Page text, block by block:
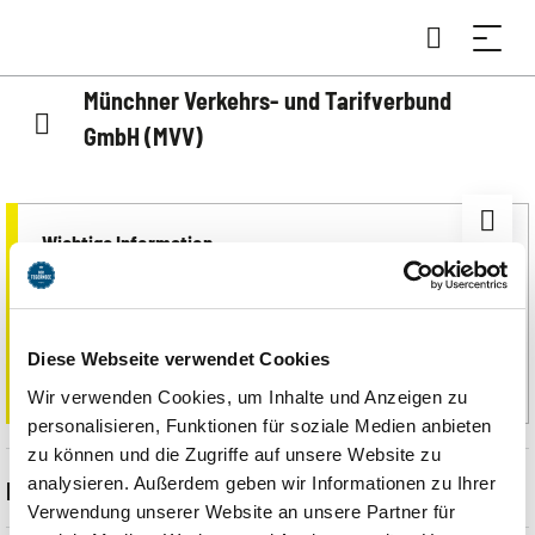
Diese Webseite verwendet Cookies
Wir verwenden Cookies, um Inhalte und Anzeigen zu
personalisieren, Funktionen für soziale Medien anbieten
zu können und die Zugriffe auf unsere Website zu
analysieren. Außerdem geben wir Informationen zu Ihrer
Verwendung unserer Website an unsere Partner für
Münchner Verkehrs- und Tarifverbund
GmbH (MVV)
Wichtige Information
Mit der Gästekarte können nur die Linienbusse des MVV in
den Zonen 6 bis 9 sowie die Bayerische Regiobahn (BRB)
Beschreibung